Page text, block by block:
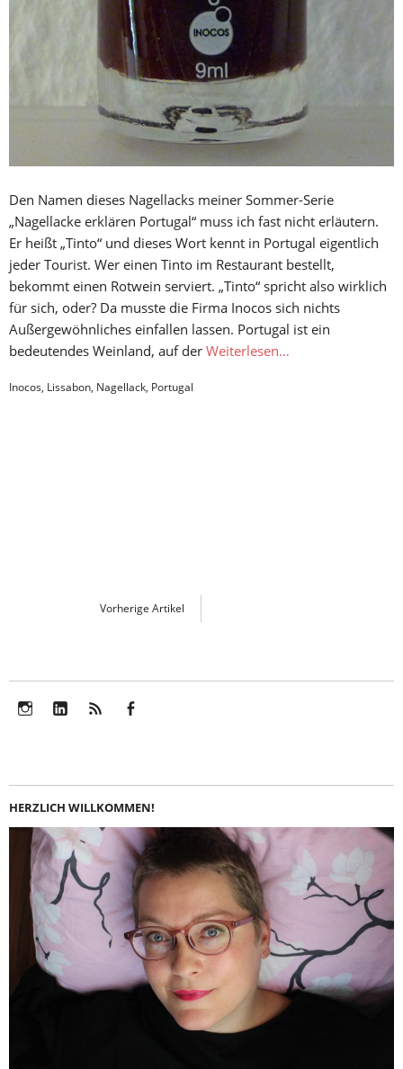
Den Namen dieses Nagellacks meiner Sommer-Serie
„Nagellacke erklären Portugal“ muss ich fast nicht erläutern.
Er heißt „Tinto“ und dieses Wort kennt in Portugal eigentlich
jeder Tourist. Wer einen Tinto im Restaurant bestellt,
bekommt einen Rotwein serviert. „Tinto“ spricht also wirklich
für sich, oder? Da musste die Firma Inocos sich nichts
Außergewöhnliches einfallen lassen. Portugal ist ein
bedeutendes Weinland, auf der Weiterlesen…
Inocos, Lissabon, Nagellack, Portugal
Vorherige Artikel
HERZLICH WILLKOMMEN!